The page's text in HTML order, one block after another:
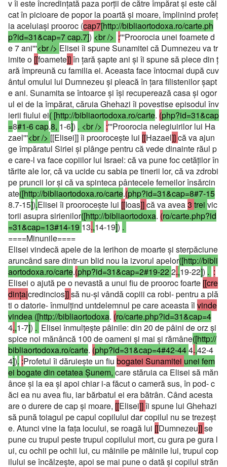
v îi este încredinţată paza porţii de către împărat şi este căl
cat în picioare de popor la poartă şi moare, împlinind profeţ
ia aceluiaşi prooroc (cap7[http://bibliaortodoxa.ro/carte.ph
p?id=31&cap=7 cap.7]) <br /> :'''Proorocia unei foamete d
e 7 ani'''<br /> Elisei îi spune Sunamitei că Dumnezeu va tr
imite o [[foamete]]în ţară şapte ani şi îi spune să plece din ţ
ară împreună cu familia ei. Aceasta face întocmai după cuv
ântul omului lui Dumnezeu şi pleacă în ţara filistenilor şapt
e ani. Sunamita se întoarce şi îşi recuperează casa şi ogor
ul ei de la împărat, căruia Ghehazi îi povestise episodul înv
ierii fiului ei( [http://bibliaortodoxa.ro/carte. (php?id=31&cap
=8#1-6 cap.8, 1-6]) . <br /> :'''Proorocia nelegiuirilor lui Ha
zael'''<br /> [[Elisei]] îi prooroceşte lui [[Hazael]]că va ajun
ge împăratul Siriei şi plânge pentru că vede dinainte răul p
e care-l va face copiilor lui Israel: că va pune foc cetăţilor în
tărite ale lor, că va ucide cu sabia pe tinerii lor, că va zdrobi
pe pruncii lor şi că va spinteca pântecele femeilor însărcin
ate([http://bibliaortodoxa.ro/carte.(php?id=31&cap=8#7-15
8.7-15]).Elisei îi prooroceşte lui [[Ioas]]că va avea3 trei vic
torii asupra sirienilor([http://bibliaortodoxa. (ro/carte.php?id
=31&cap=13#14-19 13.,14-19]) .
====Minunile====
Elisei vindecă apele de la Ierihon de moarte şi sterpăciune
aruncând sare dintr-un blid nou la izvorul apelor([http://bibli
aortodoxa.ro/carte.(php?id=31&cap=2#19-222.,19-22]) . :
Elisei o ajută pe o nevastă a unui fiu de prooroc foarte [[cre
dinţa|credincios]]să nu-şi vândă copiii ca robi- pentru a plă
ti o datorie- înmulţind untdelemnul pe care aceasta îl vinde
vindea ([http://bibliaortodoxa. (ro/carte.php?id=31&cap=4
4.,1-7]) . Elisei înmulţeşte pâinile: din 20 de pâini de orz şi
spice noi mănâncă 100 de oameni şi mai şi rămâne([http://
bibliaortodoxa.ro/carte. (php?id=31&cap=4#42-444.,42-4
4]). :Profetul îi dăruieşte un fiu bogatei Sunamitei unei fem
ei bogate din cetatea Şunem, care stăruia ca Elisei să măn
ânce şi la ea şi apoi chiar i-a făcut o cameră sus, în pod- c
ăci ea nu avea fiu, iar bărbatul ei era bătrân. Când acesta
are o durere de cap şi moare, [[Elisei]]îi spune lui Ghehazi
să pună toiagul pe capul copilului dar copilul nu se trezeşt
e. Atunci vine la faţa locului, se roagă lui [[Dumnezeu]]se
pune cu trupul peste trupul copilului mort, cu gura pe gura l
ui, cu ochii pe ochii lui, cu mâinile pe mâinile lui, trupul cop
ilului se încălzeşte, apoi se mai pune o dată şi copilul străn